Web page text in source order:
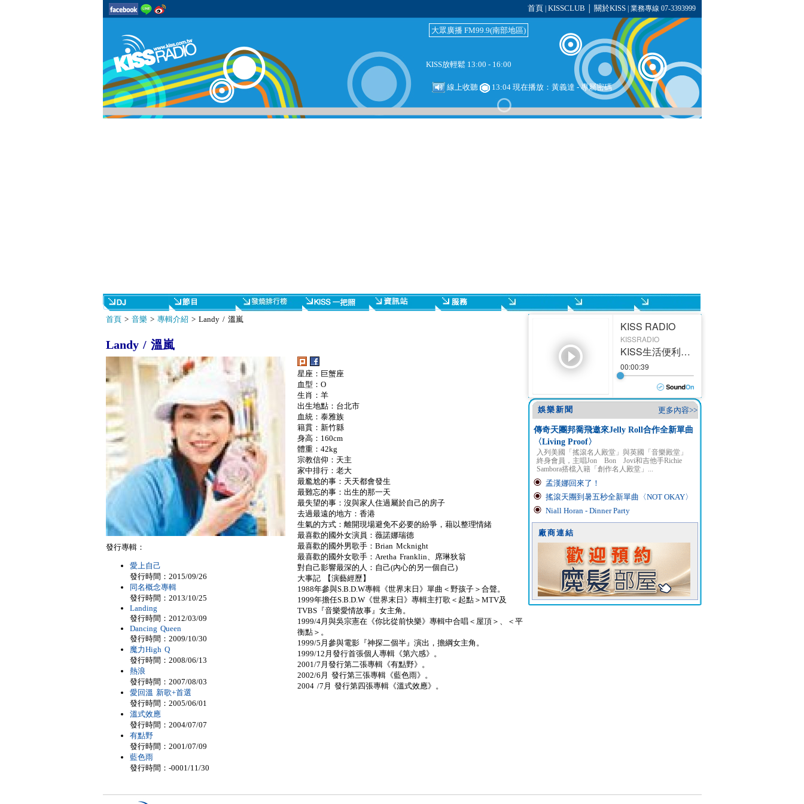
首頁 KISSCLUB 關於KISS| 業務專線 07-3393999
大眾廣播 FM99.9(南部地區)
KISS放輕鬆 13:00 - 16:00
線上收聽 13:04 現在播放： 黃義達 - 專屬密碼
首頁> 音樂> 專輯介紹 > Landy / 溫嵐
Landy / 溫嵐
星座：巨蟹座
血型：O
生肖：羊
出生地點：台北市
血統：泰雅族
籍貫：新竹縣
身高：160cm
體重：42kg
宗教信仰：天主
家中排行：老大
最尷尬的事：天天都會發生
最難忘的事：出生的那一天
最失望的事：沒與家人住過屬於自己的房子
去過最遠的地方：香港
生氣的方式：離開現場避免不必要的紛爭，藉以整理情緒
最喜歡的國外女演員：薇諾娜瑞德
最喜歡的國外男歌手：Brian Mcknight
最喜歡的國外女歌手：Aretha Franklin、席琳狄翁
對自己影響最深的人：自己(內心的另一個自己)
大事記 【演藝經歷】
1988年參與S.B.D.W專輯《世界末日》單曲＜野孩子＞合聲。
1999年擔任S.B.D.W《世界末日》專輯主打歌＜起點＞MTV及
TVBS『音樂愛情故事』女主角。
1999/4月與吳宗憲在《你比從前快樂》專輯中合唱＜屋頂＞、＜平
衡點＞。
1999/5月參與電影『神探二個半』演出，擔綱女主角。
1999/12月發行首張個人專輯《第六感》。
2001/7月發行第二張專輯《有點野》。
2002/6月 發行第三張專輯《藍色雨》。
2004 /7月 發行第四張專輯《溫式效應》。
發行專輯：
愛上自己
發行時間：2015/09/26
同名概念專輯
發行時間：2013/10/25
Landing
發行時間：2012/03/09
Dancing Queen
發行時間：2009/10/30
魔力High Q
發行時間：2008/06/13
熱浪
發行時間：2007/08/03
愛回溫 新歌+首選
發行時間：2005/06/01
溫式效應
發行時間：2004/07/07
有點野
發行時間：2001/07/09
藍色雨
發行時間：-0001/11/30
更多內容>>
娛樂新聞
傳奇天團邦喬飛邀來Jelly Roll合作全新單曲
〈Living Proof〉
入列美國「搖滾名人殿堂」與英國「音樂殿堂」
終身會員，主唱Jon Bon Jovi和吉他手Richie
Sambora搭檔入籍「創作名人殿堂」...
孟漢娜回來了！
搖滾天團到暑五秒全新單曲〈NOT OKAY〉
Niall Horan - Dinner Party
廠商連結